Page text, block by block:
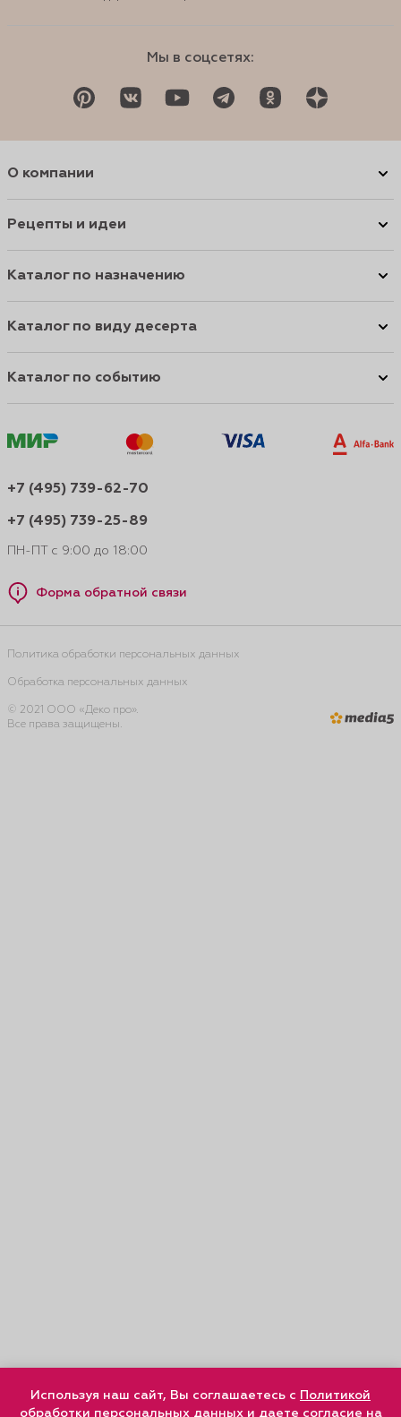
Мы в соцсетях:
О компании
Рецепты и идеи
Каталог по назначению
Каталог по виду десерта
Каталог по событию
+7 (495) 739-62-70
+7 (495) 739-25-89
ПН-ПТ с 9:00 до 18:00
Форма обратной связи
Политика обработки персональных данных
Обработка персональных данных
© 2021 ООО «Деко про».
Все права защищены.
Используя наш сайт, Вы соглашаетесь с Политикой
обработки персональных данныхи даете согласие на